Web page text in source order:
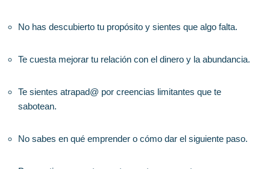
No has descubierto tu propósito y sientes que algo falta.
Te cuesta mejorar tu relación con el dinero y la abundancia.
Te sientes atrapad@ por creencias limitantes que te
sabotean.
No sabes en qué emprender o cómo dar el siguiente paso.